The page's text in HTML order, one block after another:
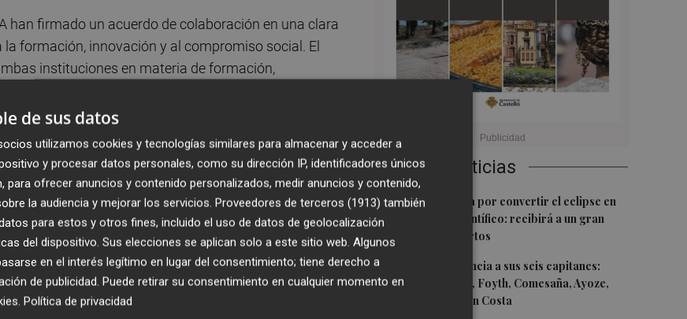
Últimas Noticias
1Castelló apuesta por convertir el eclipse en
un referente científico: recibirá a un gran
equipo de expertos
2
El Villarreal anuncia a sus seis capitanes:
Gerard Moreno, Foyth, Comesaña, Ayoze,
Cardona y Logan Costa
han firmado un acuerdo de colaboración en una clara
formación, innovación y al compromiso social. El
instituciones en materia de formación,
todos tenemos acceso a las
entorno, en lo social y
M. Iturriaga, directora
recorrer desde la educación y la innovación. Por
permitirá poner el foco en una formación que genera
de BBVA, señaló que “la
del mundo, catalizadora de talento,
de sus datos
utilizamos cookies y tecnologías similares para almacenar y acceder a
y procesar datos personales, como su dirección IP, identificadores únicos
para ofrecer anuncios y contenido personalizados, medir anuncios y contenido,
la audiencia y mejorar los servicios. Proveedores de terceros (1913) también
para estos y otros fines, incluido el uso de datos de geolocalización
del dispositivo. Sus elecciones se aplican solo a este sitio web. Algunos
en el interés legítimo en lugar del consentimiento; tiene derecho a
de publicidad. Puede retirar su consentimiento en cualquier momento en
. Política de privacidad